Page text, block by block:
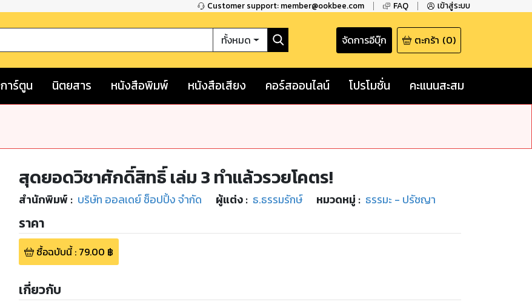
Customer support: member@ookbee.com FAQ เข้าสู่ระบบ
ทั้งหมด จัดการอีบุ๊ก ตะกร้า (0)
การ์ตูน นิตยสาร หนังสือพิมพ์ หนังสือเสียง คอร์สออนไลน์ โปรโมชั่น คะแนนสะสม
สุดยอดวิชาศักดิ์สิทธิ์ เล่ม 3 ทำแล้วรวยโคตร!
สำนักพิมพ์ : บริษัท ออลเดย์ ช็อปปิ้ง จำกัด ผู้แต่ง : ธ.ธรรมรักษ์ หมวดหมู่ : ธรรมะ - ปรัชญา
ราคา
ซื้อฉบับนี้: 79.00 ฿
เกี่ยวกับ